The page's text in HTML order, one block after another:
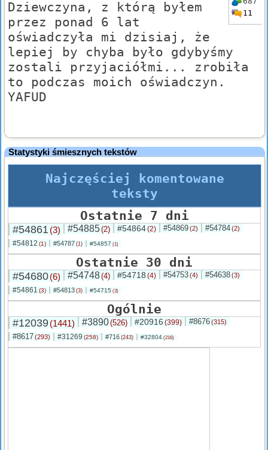
11
Dziewczyna, z którą byłem
przez ponad 6 lat
oświadczyła mi dzisiaj, że
lepiej by chyba było gdybyśmy
zostali przyjaciółmi... zrobiła
to podczas moich oświadczyn.
YAFUD
Statystyki śmiesznych tekstów
Najczęściej komentowane
teksty
Ostatnie 7 dni
#54861(3) #54885(2) #54864(2) #54869(2) #54784(2)
#54812 (1) #54787 (1) #54857 (1)
Ostatnie 30 dni
#54680(6) #54748(4) #54718 (4) #54753(4) #54638(3)
#54861 (3) #54813 (3) #54715 (3)
Ogólnie
#12039(1441) #3890(526) #20916 (399) #8676(315)
#8617(293) #31269 (258) #716 (243) #32804 (216)